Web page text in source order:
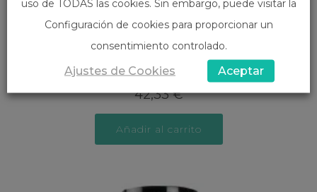
Canela
42,33€
Añadir al carrito
uso de TODAS las cookies. Sin embargo, puede visitar la
Configuración de cookies para proporcionar un
consentimiento controlado.
Ajustes de Cookies Aceptar